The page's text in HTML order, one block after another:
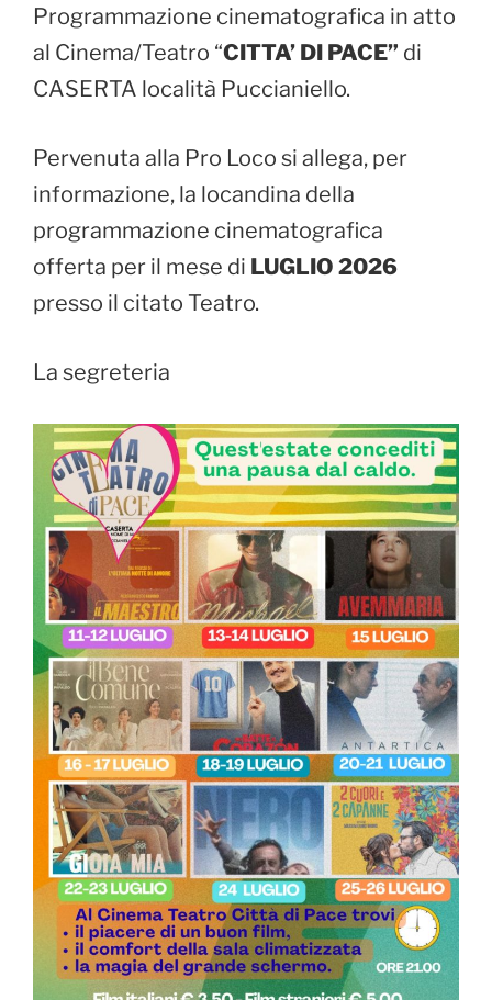
Programmazione cinematografica in atto
al Cinema/Teatro “CITTA’ DI PACE” di
CASERTA località Puccianiello.
Pervenuta alla Pro Loco si allega, per
informazione, la locandina della
programmazione cinematografica
offerta per il mese di LUGLIO 2026
presso il citato Teatro.
La segreteria